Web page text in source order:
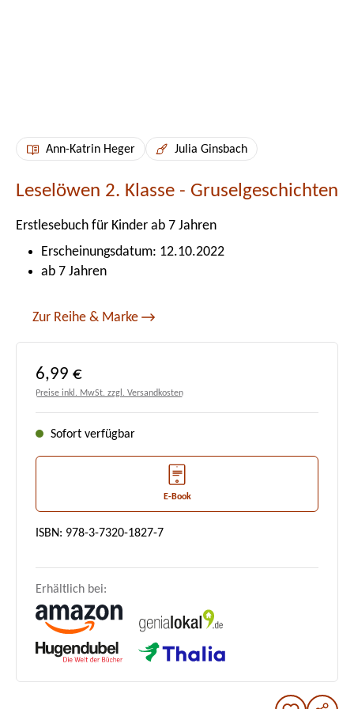
Ann-Katrin Heger Julia Ginsbach
Leselöwen 2. Klasse - Gruselgeschichten
Erstlesebuch für Kinder ab 7 Jahren
Erscheinungsdatum: 12.10.2022
ab 7 Jahren
Zur Reihe & Marke
Regulärer Preis:
6,99 €
Preise inkl. MwSt. zzgl. Versandkosten
Sofort verfügbar
E-Book
ISBN: 978-3-7320-1827-7
Erhältlich bei: